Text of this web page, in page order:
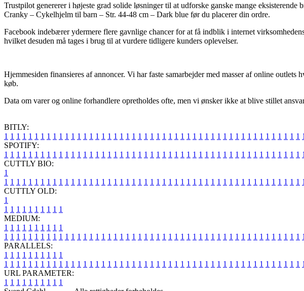
Trustpilot genererer i højeste grad solide løsninger til at udforske ganske mange
Cranky – Cykelhjelm til barn – Str. 44-48 cm – Dark blue før du placerer din ordre.
Facebook indebærer ydermere flere gavnlige chancer for at få indblik i internet
hvilket desuden må tages i brug til at vurdere tidligere kunders oplevelser.
Hjemmesiden finansieres af annoncer. Vi har faste samarbejder med masser af online
køb.
Data om varer og online forhandlere opretholdes ofte, men vi ønsker ikke at blive stillet
BITLY:
1 1 1 1 1 1 1 1 1 1 1 1 1 1 1 1 1 1 1 1 1 1 1 1 1 1 1 1 1 1 1 1 1 1 1 1 1 1 1 1 1 1 1 1 1 1 1 1 1 1
SPOTIFY:
1 1 1 1 1 1 1 1 1 1 1 1 1 1 1 1 1 1 1 1 1 1 1 1 1 1 1 1 1 1 1 1 1 1 1 1 1 1 1 1 1 1 1 1 1 1 1 1 1 1
CUTTLY BIO:
1
1 1 1 1 1 1 1 1 1 1 1 1 1 1 1 1 1 1 1 1 1 1 1 1 1 1 1 1 1 1 1 1 1 1 1 1 1 1 1 1 1 1 1 1 1 1 1 1 1 1
CUTTLY OLD:
1
1 1 1 1 1 1 1 1 1 1
MEDIUM:
1 1 1 1 1 1 1 1 1 1
1 1 1 1 1 1 1 1 1 1 1 1 1 1 1 1 1 1 1 1 1 1 1 1 1 1 1 1 1 1 1 1 1 1 1 1 1 1 1 1 1 1 1 1 1 1 1 1 1 1
PARALLELS:
1 1 1 1 1 1 1 1 1 1
1 1 1 1 1 1 1 1 1 1 1 1 1 1 1 1 1 1 1 1 1 1 1 1 1 1 1 1 1 1 1 1 1 1 1 1 1 1 1 1 1 1 1 1 1 1 1 1 1 1
URL PARAMETER:
1 1 1 1 1 1 1 1 1 1